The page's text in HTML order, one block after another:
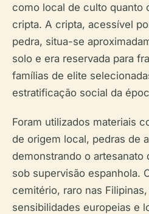
como local de culto quanto
cripta. A cripta, acessível
pedra, situa-se
solo e era reservada para
famílias de elite
estratificação social da
Foram utilizados materiais
de origem local, pedras de
demonstrando o artesanato
sob supervisão espanhola.
cemitério, raro nas
sensibilidades europeias e